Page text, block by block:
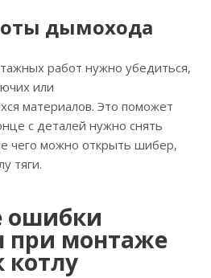
дымохода
работ нужно убедиться,
или
материалов. Это поможет
с деталей нужно снять
чего можно открыть шибер,
тяги.
ошибки
при монтаже